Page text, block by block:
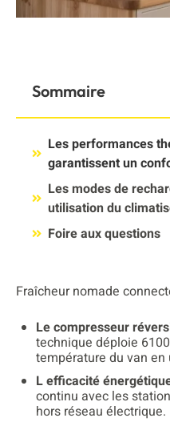
Sommaire
Les performances
garantissent un
Les modes de
utilisation du
Foire aux questions
Fraîcheur nomade
Le compresseur
technique déploie
température du van en
L efficacité
continu avec les
hors réseau électrique.